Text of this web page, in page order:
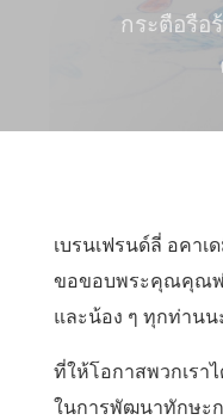
กระตือรือ
เบรนเฟรนด์ลี่ อคาเ
ขอขอบพระคุณคุณ
และน้อง ๆ ทุกท่านน
ที่ให้โอกาสพวกเรา
ในการพัฒนาทักษะ